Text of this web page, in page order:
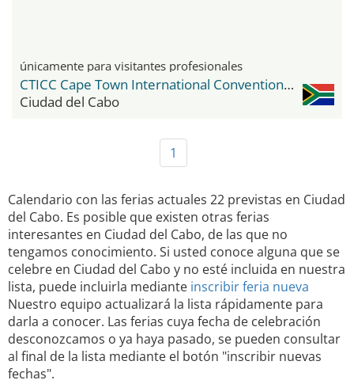
únicamente para visitantes profesionales
CTICC Cape Town International Convention Center
Ciudad del Cabo
1
Calendario con las ferias actuales 22 previstas en Ciudad
del Cabo. Es posible que existen otras ferias
interesantes en Ciudad del Cabo, de las que no
tengamos conocimiento. Si usted conoce alguna que se
celebre en Ciudad del Cabo y no esté incluida en nuestra
lista, puede incluirla mediante inscribir feria nueva
Nuestro equipo actualizará la lista rápidamente para
darla a conocer. Las ferias cuya fecha de celebración
desconozcamos o ya haya pasado, se pueden consultar
al final de la lista mediante el botón "inscribir nuevas
fechas".